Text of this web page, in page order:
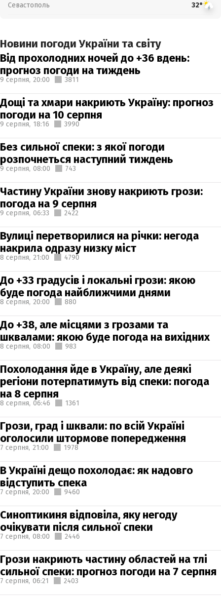
Севастополь 32°
Новини погоди України та світу
Від прохолодних ночей до +36 вдень:
прогноз погоди на тиждень
9 серпня, 20:00 3811
Дощі та хмари накриють Україну: прогноз
погоди на 10 серпня
9 серпня, 18:16 3990
Без сильної спеки: з якої погоди
розпочнеться наступний тиждень
9 серпня, 08:00 743
Частину України знову накриють грози:
погода на 9 серпня
9 серпня, 06:33 2422
Вулиці перетворилися на річки: негода
накрила одразу низку міст
8 серпня, 21:00 4790
До +33 градусів і локальні грози: якою
буде погода найближчими днями
8 серпня, 20:00 880
До +38, але місцями з грозами та
шквалами: якою буде погода на вихідних
8 серпня, 08:00 983
Похолодання йде в Україну, але деякі
регіони потерпатимуть від спеки: погода
на 8 серпня
8 серпня, 06:46 1361
Грози, град і шквали: по всій Україні
оголосили штормове попередження
7 серпня, 21:00 1978
В Україні дещо похолодає: як надовго
відступить спека
7 серпня, 20:00 9460
Синоптикиня відповіла, яку негоду
очікувати після сильної спеки
7 серпня, 08:00 2446
Грози накриють частину областей на тлі
сильної спеки: прогноз погоди на 7 серпня
7 серпня, 06:21 2403